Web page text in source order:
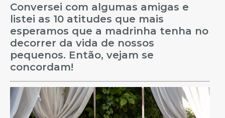
Conversei com algumas amigas e
listei as 10 atitudes que mais
esperamos que a madrinha tenha no
decorrer da vida de nossos
pequenos. Então, vejam se
concordam!